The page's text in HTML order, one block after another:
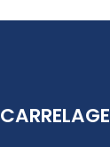
CARRELAGE